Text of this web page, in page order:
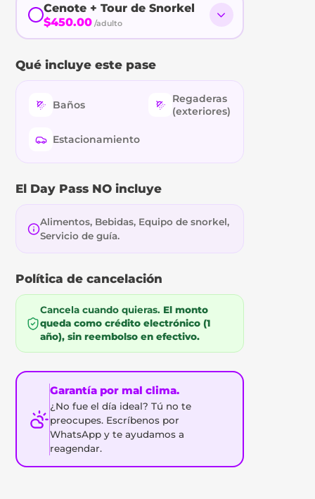
Cenote + Tour de Snorkel
$450.00 /adulto
Qué incluye este pase
Baños
Regaderas
(exteriores)
Estacionamiento
El Day Pass NO incluye
Alimentos, Bebidas, Equipo de snorkel,
Servicio de guía.
Política de cancelación
Cancela cuando quieras. El monto
queda como crédito electrónico (1
año), sin reembolso en efectivo.
Garantía por mal clima.
¿No fue el día ideal? Tú no te
preocupes. Escríbenos por
WhatsApp y te ayudamos a
reagendar.